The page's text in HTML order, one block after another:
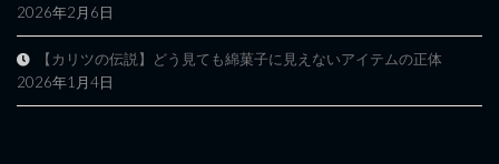
2026年2月6日
【カリツの伝説】どう見ても綿菓子に見えないアイテムの正体
2026年1月4日